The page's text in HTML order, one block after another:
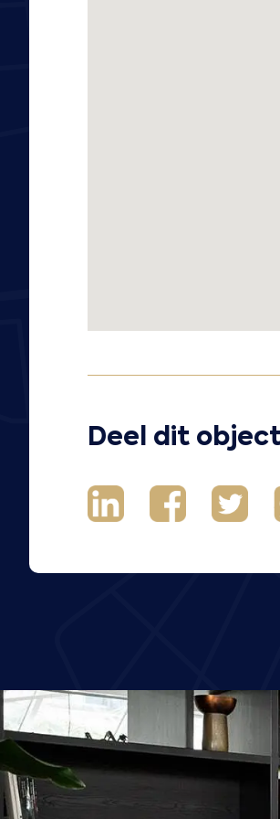
Deel dit